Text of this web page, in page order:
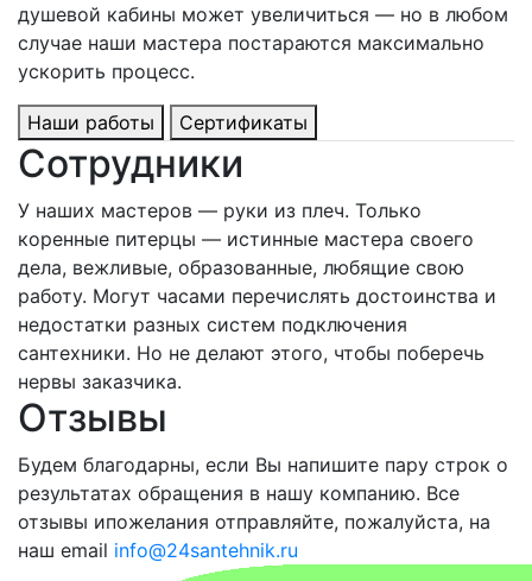
душевой кабины может увеличиться — но в любом
случае наши мастера постараются максимально
ускорить процесс.
Наши работы Сертификаты
Сотрудники
У наших мастеров — руки из плеч. Только
коренные питерцы — истинные мастера своего
дела, вежливые, образованные, любящие свою
работу. Могут часами перечислять достоинства и
недостатки разных систем подключения
сантехники. Но не делают этого, чтобы поберечь
нервы заказчика.
Отзывы
Будем благодарны, если Вы напишите пару строк о
результатах обращения в нашу компанию. Все
отзывы ипожелания отправляйте, пожалуйста, на
наш email info@24santehnik.ru